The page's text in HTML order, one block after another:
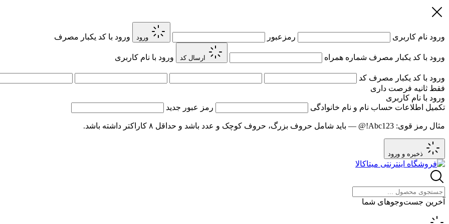
ورود نام کاربری رمزعبور ورود ورود با کد یکبار مصرف
ورود با کد یکبار مصرف شماره همراه ارسال کد ورود با نام کاربری
ورود با کد یکبار مصرف کد
فقط ثانیه فرصت داری
ورود با نام کاربری
تکمیل اطلاعات حساب نام و نام خانوادگی رمز عبور جدید
مثال رمز قوی: Abc123!@ — باید شامل حروف بزرگ، حروف کوچک و عدد باشد و حداقل ۸ کاراکتر داشته باشد.
ذخیره و ورود
آخرین جست‌وجوهای شما